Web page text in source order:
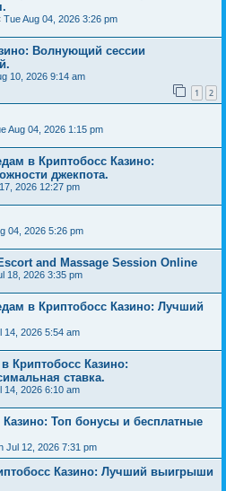
Tue Aug 04, 2026 3:26 pm
Волнующий сессии
10, 2026 9:14 am
1 2
Aug 04, 2026 1:15 pm
в Криптобосс Казино:
джекпота.
2026 12:27 pm
04, 2026 5:26 pm
and Massage Session Online
18, 2026 3:35 pm
в Криптобосс Казино: Лучший
14, 2026 5:54 am
Криптобосс Казино:
ставка.
14, 2026 6:10 am
Казино: Топ бонусы и бесплатные
Jul 12, 2026 7:31 pm
Казино: Лучший выигрыши